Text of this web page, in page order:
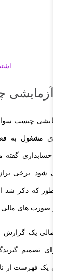
آزمایشی
آزمایشی چیست
مشغول به
حسابداری گفته
می شود. برخی
همانطور که ذکر شد
از صورت های مالی
مالی یک گزارش
برای تصمیم
یک فهرست از نام